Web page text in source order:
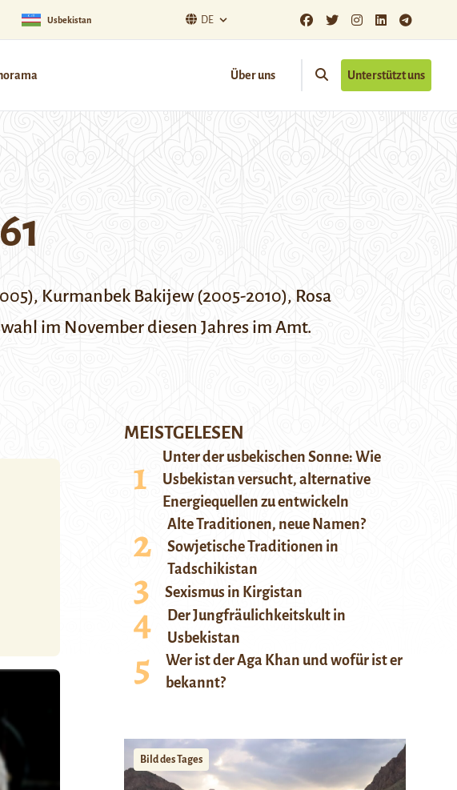
Usbekistan DE
Über uns Unterstützt uns
Kurmanbek Bakijew (2005-2010), Rosa
im November diesen Jahres im Amt.
MEISTGELESEN
Unter der usbekischen Sonne: Wie
Usbekistan versucht, alternative
Energiequellen zu entwickeln
Alte Traditionen, neue Namen?
Sowjetische Traditionen in
Tadschikistan
Sexismus in Kirgistan
Der Jungfräulichkeitskult in
Usbekistan
Wer ist der Aga Khan und wofür ist er
bekannt?
Bild des Tages